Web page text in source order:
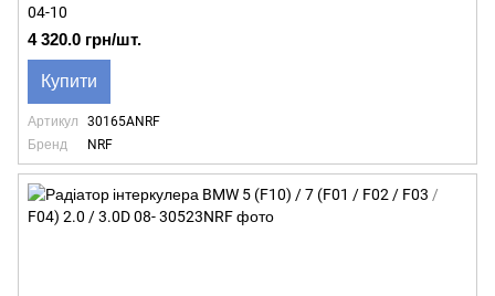
04-10
4 320.0 грн/шт.
Купити
Артикул
30165ANRF
Бренд
NRF